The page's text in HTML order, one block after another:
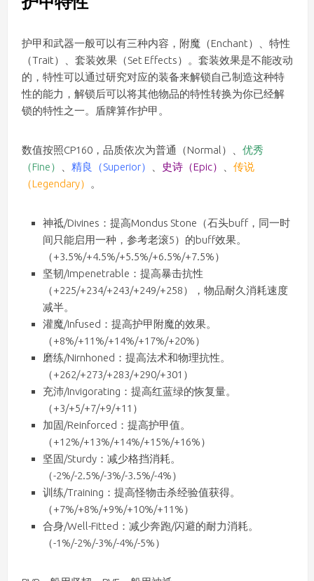
护甲和武器一般可以有三种内容，附魔（Enchant）、特性
（Trait）、套装效果（Set Effects）。套装效果是不能改动
的，特性可以通过研究对应的装备来解锁自己制造这种特
性的能力，解锁后可以将其他物品的特性转换为你已经解
锁的特性之一。盾牌算作护甲。
数值按照CP160，品质依次为普通（Normal）、 优秀
（Fine）
精良（Superior） 史诗（Epic）
传说
（Legendary）
。
神祗/Divines：提高Mondus Stone（石头buff，同一时
间只能启用一种，参考老滚5）的buff效果。
（+3.5%/+4.5%/+5.5%/+6.5%/+7.5%）
坚韧/Impenetrable：提高暴击抗性
（+225/+234/+243/+249/+258），物品耐久消耗速度
减半。
灌魔/Infused：提高护甲附魔的效果。
（+8%/+11%/+14%/+17%/+20%）
磨练/Nirnhoned：提高法术和物理抗性。
（+262/+273/+283/+290/+301）
充沛/Invigorating：提高红蓝绿的恢复量。
（+3/+5/+7/+9/+11）
加固/Reinforced：提高护甲值。
（+12%/+13%/+14%/+15%/+16%）
坚固/Sturdy：减少格挡消耗。
（-2%/-2.5%/-3%/-3.5%/-4%）
训练/Training：提高怪物击杀经验值获得。
（+7%/+8%/+9%/+10%/+11%）
合身/Well-Fitted：减少奔跑/闪避的耐力消耗。
（-1%/-2%/-3%/-4%/-5%）